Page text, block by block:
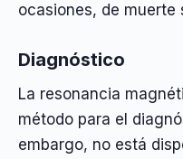
ocasiones, de muerte
Diagnóstico
La resonancia
método para el
embargo, no está